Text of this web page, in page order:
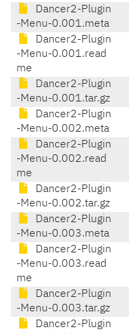
Dancer2-Plugin
-Menu-0.001.meta
Dancer2-Plugin
-Menu-0.001.read
me
Dancer2-Plugin
-Menu-0.001.tar.gz
Dancer2-Plugin
-Menu-0.002.meta
Dancer2-Plugin
-Menu-0.002.read
me
Dancer2-Plugin
-Menu-0.002.tar.gz
Dancer2-Plugin
-Menu-0.003.meta
Dancer2-Plugin
-Menu-0.003.read
me
Dancer2-Plugin
-Menu-0.003.tar.gz
Dancer2-Plugin